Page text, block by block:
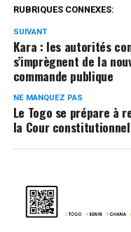
RUBRIQUES CONNEXES:
SUIVANT
Kara : les autorités
s’imprègnent de la
commande publique
NE MANQUEZ PAS
Le Togo se prépare à
la Cour